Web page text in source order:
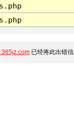
已经将此出错信